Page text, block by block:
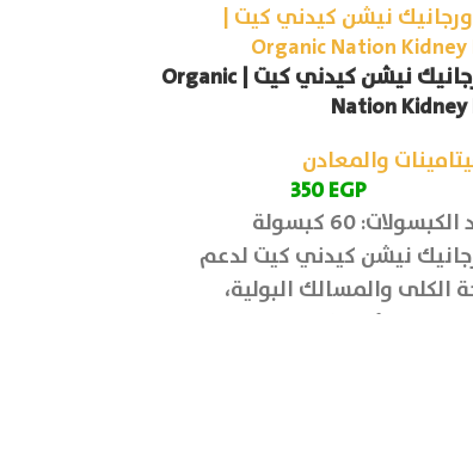
اورجانيك نيشن كيدني كيت | Organic
Nation
والمعادن
350EGP
60 كبسولة
نيشن كيدني كيت لدعم
الكلى والمسالك البولية،
وظائف الكلى وتطهير